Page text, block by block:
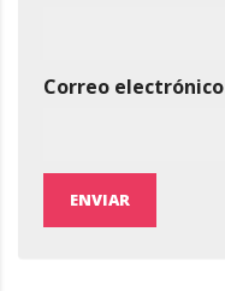
Correo electrónico
ENVIAR